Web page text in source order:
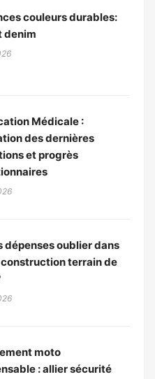
couleurs durables:
denim
Médicale :
des dernières
et progrès
dépenses oublier dans
terrain de
moto
: allier sécurité